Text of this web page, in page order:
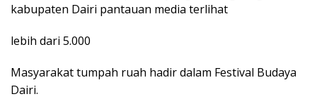
kabupaten Dairi pantauan media terlihat
lebih dari 5.000
Masyarakat tumpah ruah hadir dalam Festival Budaya
Dairi.